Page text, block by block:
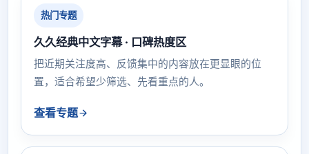
热门专题
久久经典中文字幕 · 口碑热度区
把近期关注度高、反馈集中的内容放在更显眼的位
置，适合希望少筛选、先看重点的人。
查看专题